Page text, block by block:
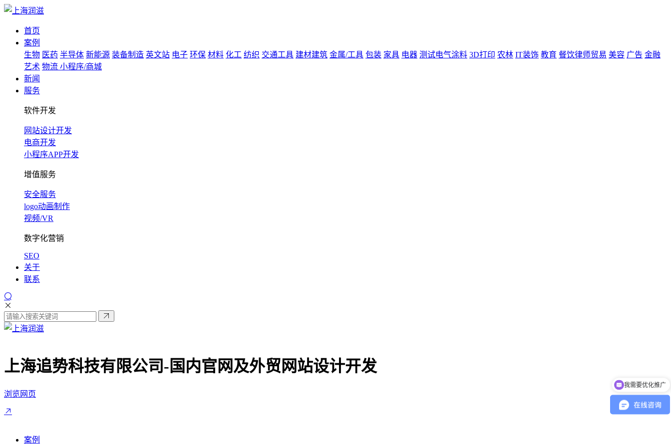
首页
案例
生物 医药 半导体 新能源 装备制造 英文站 电子 环保 材料 化工 纺织 交通工具 建材建筑 金属/工具 包装 家具 电器 测试电气涂料 3D打印 农林 IT装饰 教育 餐饮律师贸易 美容 广告 金融
艺术 物流 小程序/商城
新闻
服务
软件开发
网站设计开发
电商开发
小程序APP开发
增值服务
安全服务
logo动画制作
视频/VR
数字化营销
SEO
关于
联系
上海追势科技有限公司-国内官网及外贸网站设计开发
浏览网页
案例
我需要优化推广